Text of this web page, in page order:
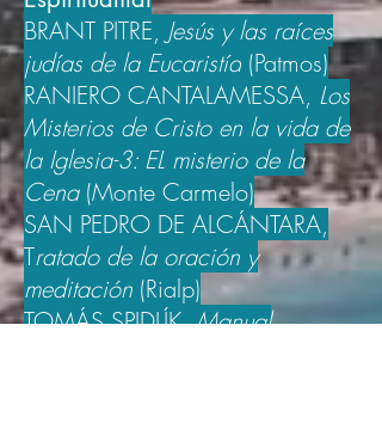
BRANT PITRE, Jesús y las raíces
judías de la Eucaristía (Patmos)
RANIERO CANTALAMESSA, Los
Misterios de Cristo en la vida de
la Iglesia-3: EL misterio de la
Cena (Monte Carmelo)
SAN PEDRO DE ALCÁNTARA,
Tratado de la oración y
meditación (Rialp)
TOMÁS SPIDLÍK,Manual